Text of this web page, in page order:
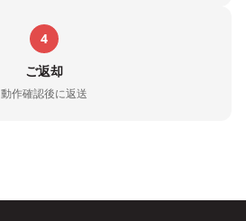
4
ご返却
動作確認後に返送